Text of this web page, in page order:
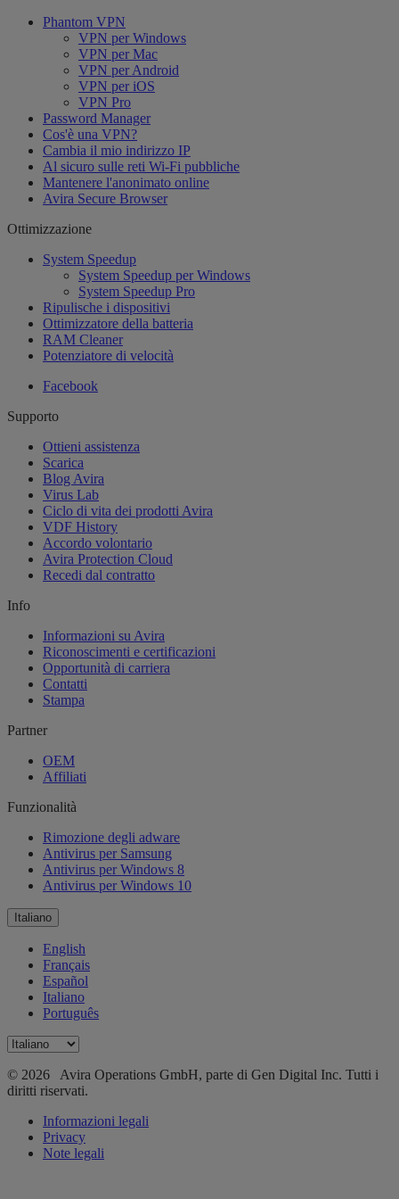
Phantom VPN
VPN per Windows
VPN per Mac
VPN per Android
VPN per iOS
VPN Pro
Password Manager
Cos'è una VPN?
Cambia il mio indirizzo IP
Al sicuro sulle reti Wi-Fi pubbliche
Mantenere l'anonimato online
Avira Secure Browser
Ottimizzazione
System Speedup
System Speedup per Windows
System Speedup Pro
Ripulische i dispositivi
Ottimizzatore della batteria
RAM Cleaner
Potenziatore di velocità
Facebook
Supporto
Ottieni assistenza
Scarica
Blog Avira
Virus Lab
Ciclo di vita dei prodotti Avira
VDF History
Accordo volontario
Avira Protection Cloud
Recedi dal contratto
Info
Informazioni su Avira
Riconoscimenti e certificazioni
Opportunità di carriera
Contatti
Stampa
Partner
OEM
Affiliati
Funzionalità
Rimozione degli adware
Antivirus per Samsung
Antivirus per Windows 8
Antivirus per Windows 10
Italiano
English
Français
Español
Italiano
Português
© 2026 Avira Operations GmbH, parte di Gen Digital Inc. Tutti i
diritti riservati.
Informazioni legali
Privacy
Note legali